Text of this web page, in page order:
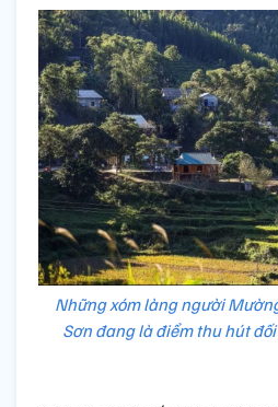
Những xóm làng người
Sơn đang là điểm thu hút